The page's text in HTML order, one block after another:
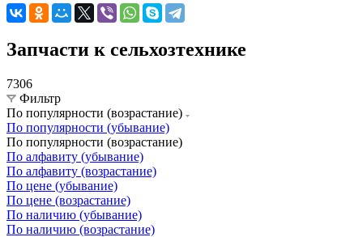
Запчасти к сельхозтехнике
7306
Фильтр
По популярности (возрастание)
По популярности (убывание)
По популярности (возрастание)
По алфавиту (убывание)
По алфавиту (возрастание)
По цене (убывание)
По цене (возрастание)
По наличию (убывание)
По наличию (возрастание)